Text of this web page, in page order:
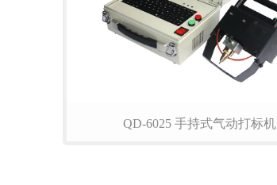
QD-6025 手持式气动打标机